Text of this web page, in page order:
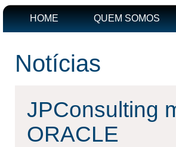
HOME QUEM SOMOS
Notícias
JPConsulting
ORACLE